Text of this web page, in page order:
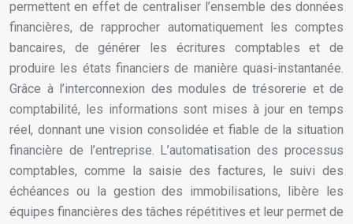
permettent en effet de centraliser l’ensemble des données
financières, de rapprocher automatiquement les comptes
bancaires, de générer les écritures comptables et de
produire les états financiers de manière quasi-instantanée.
Grâce à l’interconnexion des modules de trésorerie et de
comptabilité, les informations sont mises à jour en temps
réel, donnant une vision consolidée et fiable de la situation
financière de l’entreprise. L’automatisation des processus
comptables, comme la saisie des factures, le suivi des
échéances ou la gestion des immobilisations, libère les
équipes financières des tâches répétitives et leur permet de